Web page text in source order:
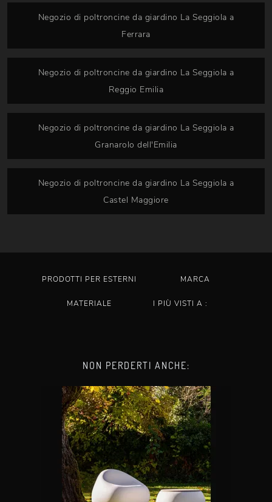
Negozio di poltroncine da giardino La Seggiola a
Ferrara
Negozio di poltroncine da giardino La Seggiola a
Reggio Emilia
Negozio di poltroncine da giardino La Seggiola a
Granarolo dell'Emilia
Negozio di poltroncine da giardino La Seggiola a
Castel Maggiore
PRODOTTI PER ESTERNI MARCA
MATERIALE I PIÙ VISTI A :
NON PERDERTI ANCHE: